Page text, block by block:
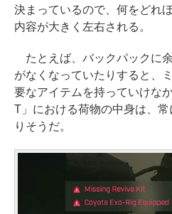
決まっているので、何をどれ
内容が大きく左右される。
たとえば、バックパックに
がなくなっていたりすると、
要なアイテムを持っていけな
T」における荷物の中身は、
りそうだ。